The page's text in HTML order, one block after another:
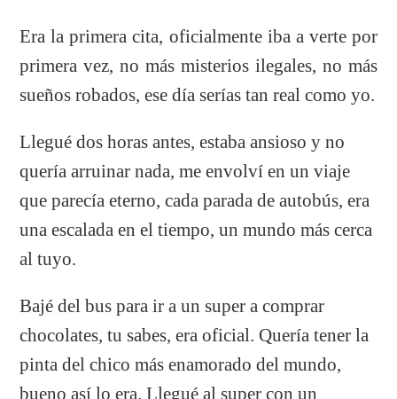
Era la primera cita, oficialmente iba a verte por
primera vez, no más misterios ilegales, no más
sueños robados, ese día serías tan real como yo.
Llegué dos horas antes, estaba ansioso y no
quería arruinar nada, me envolví en un viaje
que parecía eterno, cada parada de autobús, era
una escalada en el tiempo, un mundo más cerca
al tuyo.
Bajé del bus para ir a un super a comprar
chocolates, tu sabes, era oficial. Quería tener la
pinta del chico más enamorado del mundo,
bueno así lo era. Llegué al super con un